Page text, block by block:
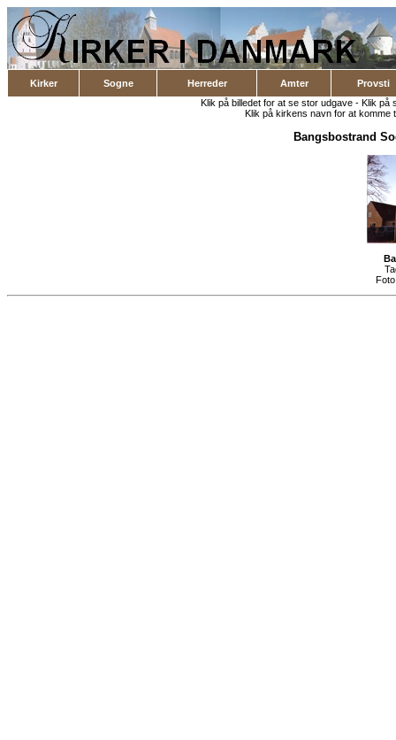
Kirker Sogne Herreder Amter
Provsti
Klik på billedet for at se stor udgave - Klik på
Klik på kirkens navn for at komme
Bangsbostrand